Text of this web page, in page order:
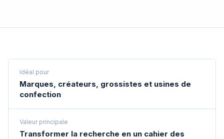
Idéal pour
Marques, créateurs, grossistes et usines de
confection
Valeur principale
Transformer la recherche en un cahier des